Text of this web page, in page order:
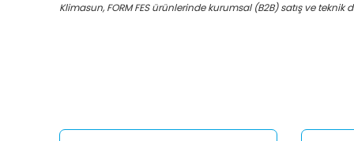
Klimasun, FORM FES ürünlerinde kurumsal (B2B) satış ve
Ürün bilgilerinde hatalar bulunuyor.